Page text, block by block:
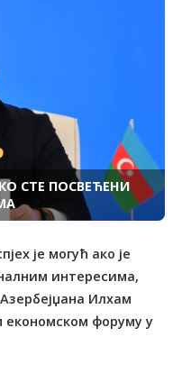
СТЕ ПОСВЕЋЕНИ
је могућ ако је
интересима,
Илхам
економском форуму у